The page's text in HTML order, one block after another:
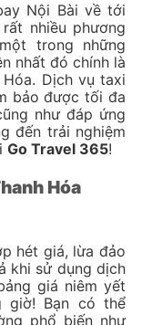
Nội Bài về tới
nhiều phương
trong những
nhất đó chính là
Dịch vụ taxi
bảo được tối đa
như đáp ứng
đến trải nghiệm
Go Travel 365!
Hóa
hét giá, lừa đảo
khi sử dụng dịch
giá niêm yết
giờ! Bạn có thể
phổ biến như